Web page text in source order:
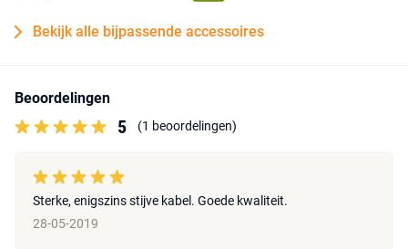
Bekijk alle bijpassende accessoires
Beoordelingen
5 (1 beoordelingen)
Sterke, enigszins stijve kabel. Goede kwaliteit.
28-05-2019